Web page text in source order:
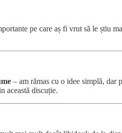
pe care aș fi vrut să le știu
– am rămas cu o idee simplă, dar
această discuție.